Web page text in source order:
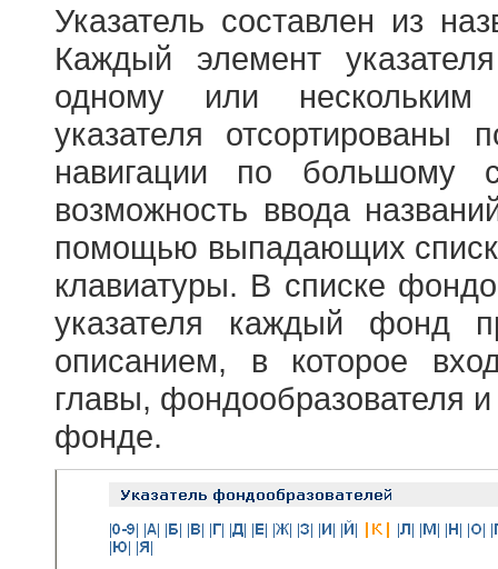
Указатель составлен из
Каждый элемент
одному или
указателя отсортированы
навигации по большому
возможность ввода
помощью выпадающих
клавиатуры. В списке
указателя каждый фонд
описанием, в которое
главы, фондообразователя
фонде.